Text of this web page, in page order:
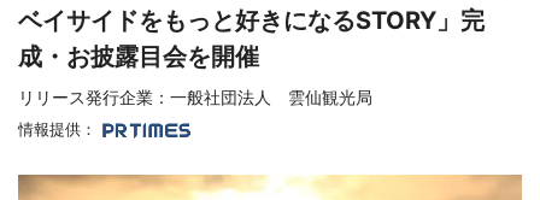
ベイサイドをもっと好きになるSTORY」完
成・お披露目会を開催
リリース発行企業：一般社団法人 雲仙観光局
情報提供：